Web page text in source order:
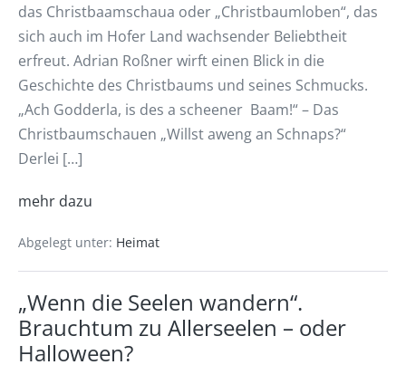
das Christbaamschaua oder „Christbaumloben“, das
sich auch im Hofer Land wachsender Beliebtheit
erfreut. Adrian Roßner wirft einen Blick in die
Geschichte des Christbaums und seines Schmucks.
„Ach Godderla, is des a scheener Baam!“ – Das
Christbaumschauen „Willst aweng an Schnaps?“
Derlei […]
mehr dazu
Abgelegt unter: Heimat
„Wenn die Seelen wandern“.
Brauchtum zu Allerseelen – oder
Halloween?